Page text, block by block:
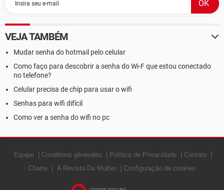
VEJA TAMBÉM
Mudar senha do hotmail pelo celular
Como faço para descobrir a senha do Wi-F que estou conectado
no telefone?
Celular precisa de chip para usar o wifi
Senhas para wifi difícil
Como ver a senha do wifi no pc
Equipe Conditions générales Política de Privacidade
Contato
Charte
A Revista Da Mulher Configuração de cookies